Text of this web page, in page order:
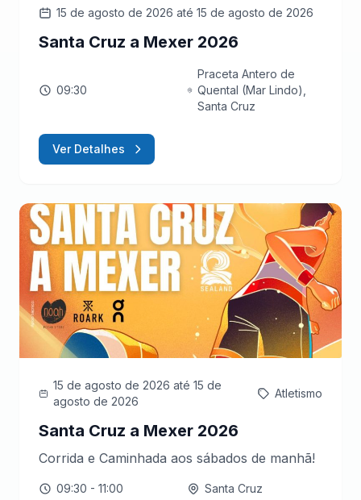
15 de agosto de 2026 até 15 de agosto de 2026
Santa Cruz a Mexer 2026
09:30
Praceta Antero de
Quental (Mar Lindo),
Santa Cruz
Ver Detalhes
15 de agosto de 2026 até 15 de
agosto de 2026
Atletismo
Santa Cruz a Mexer 2026
Corrida e Caminhada aos sábados de manhã!
09:30 - 11:00 Santa Cruz